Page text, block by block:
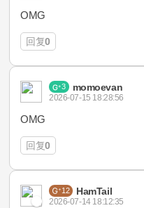
OMG
回复0
3 momoevan
2026-07-15 18:28:56
OMG
回复0
12 HamTail
2026-07-14 18:12:35